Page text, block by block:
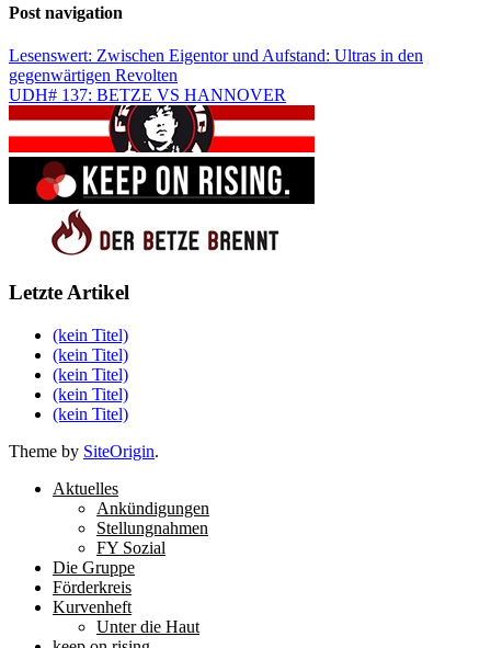
Post navigation
Lesenswert: Zwischen Eigentor und Aufstand: Ultras in den
gegenwärtigen Revolten
UDH# 137: BETZE VS HANNOVER
Letzte Artikel
(kein Titel)
(kein Titel)
(kein Titel)
(kein Titel)
(kein Titel)
Theme by SiteOrigin.
Aktuelles
Ankündigungen
Stellungnahmen
FY Sozial
Die Gruppe
Förderkreis
Kurvenheft
Unter die Haut